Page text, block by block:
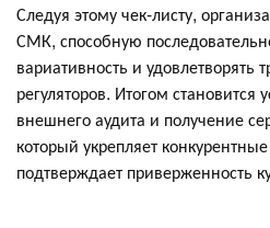
Следуя этому чек-листу,
СМК, способную
вариативность и удовлетворять
регуляторов. Итогом
внешнего аудита и получение
который укрепляет
подтверждает приверженность